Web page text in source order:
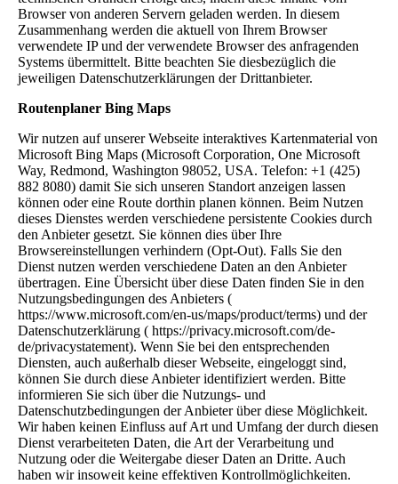
Browser von anderen Servern geladen werden. In diesem
Zusammenhang werden die aktuell von Ihrem Browser
verwendete IP und der verwendete Browser des anfragenden
Systems übermittelt. Bitte beachten Sie diesbezüglich die
jeweiligen Datenschutzerklärungen der Drittanbieter.
Routenplaner Bing Maps
Wir nutzen auf unserer Webseite interaktives Kartenmaterial von
Microsoft Bing Maps (Microsoft Corporation, One Microsoft
Way, Redmond, Washington 98052, USA. Telefon: +1 (425)
882 8080) damit Sie sich unseren Standort anzeigen lassen
können oder eine Route dorthin planen können. Beim Nutzen
dieses Dienstes werden verschiedene persistente Cookies durch
den Anbieter gesetzt. Sie können dies über Ihre
Browsereinstellungen verhindern (Opt-Out). Falls Sie den
Dienst nutzen werden verschiedene Daten an den Anbieter
übertragen. Eine Übersicht über diese Daten finden Sie in den
Nutzungsbedingungen des Anbieters (
https://www.microsoft.com/en-us/maps/product/terms) und der
Datenschutzerklärung ( https://privacy.microsoft.com/de-
de/privacystatement). Wenn Sie bei den entsprechenden
Diensten, auch außerhalb dieser Webseite, eingeloggt sind,
können Sie durch diese Anbieter identifiziert werden. Bitte
informieren Sie sich über die Nutzungs- und
Datenschutzbedingungen der Anbieter über diese Möglichkeit.
Wir haben keinen Einfluss auf Art und Umfang der durch diesen
Dienst verarbeiteten Daten, die Art der Verarbeitung und
Nutzung oder die Weitergabe dieser Daten an Dritte. Auch
haben wir insoweit keine effektiven Kontrollmöglichkeiten.